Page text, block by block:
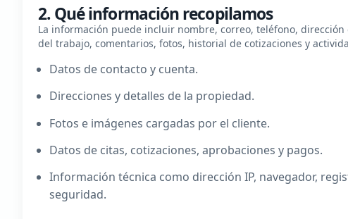
2. Qué información recopilamos
La información puede incluir nombre, correo, teléfono,
del trabajo, comentarios, fotos, historial de cotizaciones y
Datos de contacto y cuenta.
Direcciones y detalles de la propiedad.
Fotos e imágenes cargadas por el cliente.
Datos de citas, cotizaciones, aprobaciones y pagos.
Información técnica como dirección IP, navegador,
seguridad.